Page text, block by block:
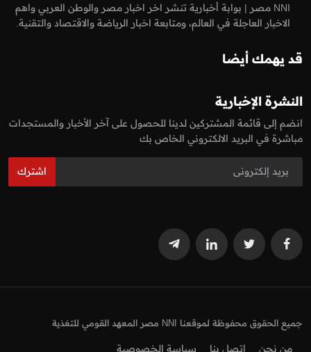
NNI مصر | بوابة أخبارية تنشر اخر اخبار مصر والوطن العربي واهم
الاخبار العاجلة في العالم، ومتابعة اخبار الرياضة والاقتصاد والتقنية.
قد يهمك أيضا
النشرة الإخبارية
انضم إلى قائمة المشتركين لدينا للحصول على آخر الأخبار والمستجدات
مباشرة في البريد الالكتروني الخاص بك
اشترك
جميع الحقوق محفوظة لموقعنا NNI مصر المعهد القومي للتغذية
من نحن اتصل بنا سياسة الخصوصية